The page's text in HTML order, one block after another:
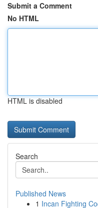
Submit a Comment
No HTML
HTML is disabled
Search
Published News
1 Incan Fighting